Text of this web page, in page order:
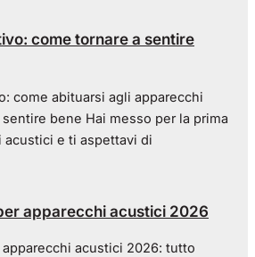
come tornare a sentire
come abituarsi agli apparecchi
bene Hai messo per la prima
acustici e ti aspettavi di
apparecchi acustici 2026
acustici 2026: tutto